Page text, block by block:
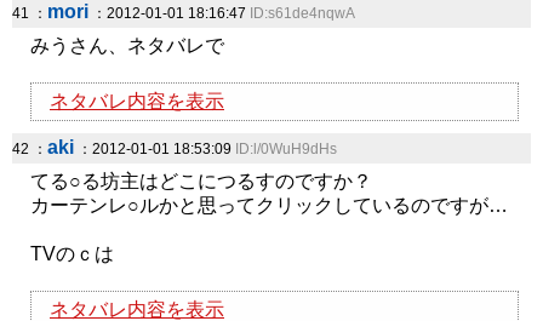
41 ： mori ：2012-01-01 18:16:47 ID:s61de4nqwA
みうさん、ネタバレで
ネタバレ内容を表示
42 ： aki ：2012-01-01 18:53:09 ID:l/0WuH9dHs
てる○る坊主はどこにつるすのですか？
カーテンレ○ルかと思ってクリックしているのですが…
TVのｃは
ネタバレ内容を表示